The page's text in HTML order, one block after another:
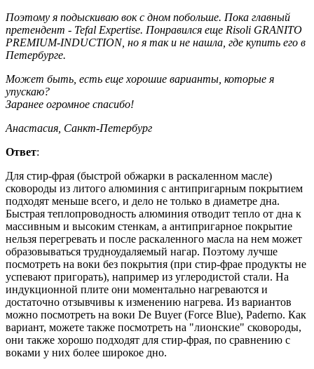
Поэтому я подыскиваю вок с дном побольше. Пока главный
претендент - Tefal Expertise. Понравился еще Risoli GRANITO
PREMIUM-INDUCTION, но я так и не нашла, где купить его в
Петербурге.
Может быть, есть еще хорошие варианты, которые я
упускаю?
Заранее огромное спасибо!
Анастасия, Санкт-Петербург
Ответ:
Для стир-фрая (быстрой обжарки в раскаленном масле)
сковороды из литого алюминия с антипригарным покрытием
подходят меньше всего, и дело не только в диаметре дна.
Быстрая теплопроводность алюминия отводит тепло от дна к
массивным и высоким стенкам, а антипригарное покрытие
нельзя перегревать и после раскаленного масла на нем может
образовываться трудноудаляемый нагар. Поэтому лучше
посмотреть на воки без покрытия (при стир-фрае продукты не
успевают пригорать), например из углеродистой стали. На
индукционной плите они моментально нагреваются и
достаточно отзывчивы к изменению нагрева. Из вариантов
можно посмотреть на воки De Buyer (Force Blue), Paderno. Как
вариант, можете также посмотреть на "лионские" сковороды,
они также хорошо подходят для стир-фрая, по сравнению с
воками у них более широкое дно.